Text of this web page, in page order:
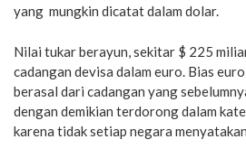
yang mungkin dicatat dalam dolar.
Nilai tukar berayun, sekitar $ 225
cadangan devisa dalam euro. Bias
berasal dari cadangan yang
dengan demikian terdorong dalam
karena tidak setiap negara